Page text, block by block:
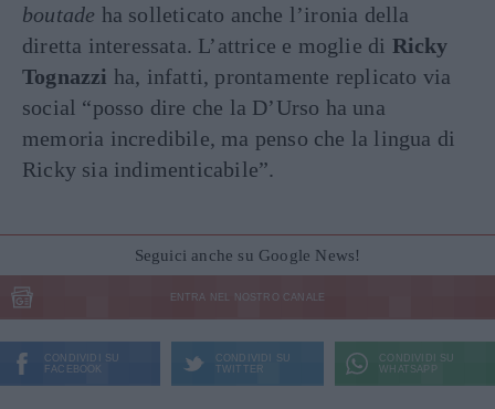
boutade ha solleticato anche l’ironia della
diretta interessata. L’attrice e moglie di Ricky
Tognazzi ha, infatti, prontamente replicato via
social “posso dire che la D’Urso ha una
memoria incredibile, ma penso che la lingua di
Ricky sia indimenticabile”.
Seguici anche su Google News!
ENTRA NEL NOSTRO CANALE
CONDIVIDI SU
FACEBOOK
CONDIVIDI SU
TWITTER
CONDIVIDI SU
WHATSAPP